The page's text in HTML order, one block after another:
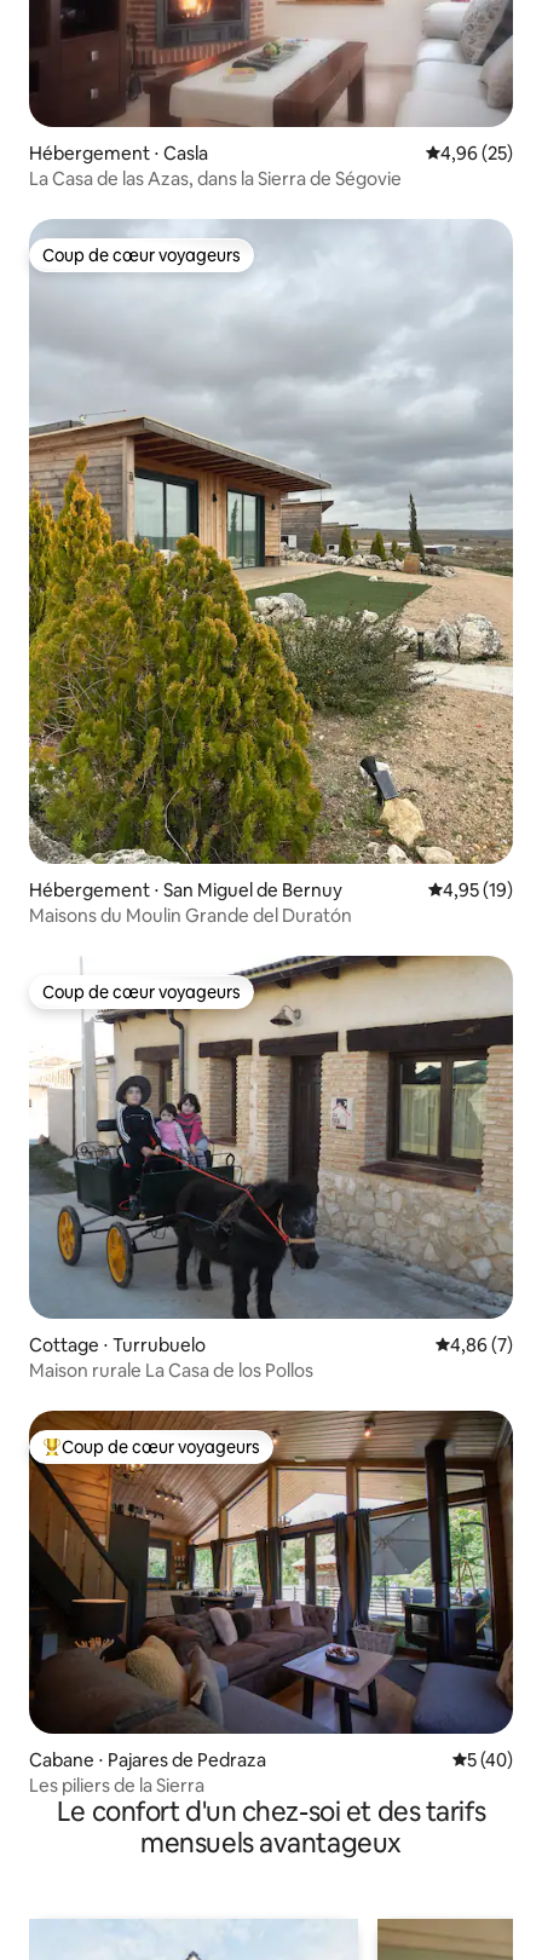
Hébergement ⋅ Casla Évaluation
4,96 (25)
La Casa de las Azas, dans la Sierra de Ségovie
Coup de cœur voyageurs
Coup de cœur voyageurs
Hébergement ⋅ San Miguel de Bernuy Évaluation
4,95 (19)
Maisons du Moulin Grande del Duratón
Coup de cœur voyageurs
Coup de cœur voyageurs
Cottage ⋅ Turrubuelo Évaluation
4,86 (7)
Maison rurale La Casa de los Pollos
Coups de cœur voyageurs les plus appréciés
Coup de cœur voyageurs
Cabane ⋅ Pajares de Pedraza
5 (40)
Les piliers de la Sierra
Le confort d'un chez-soi et des tarifs
mensuels avantageux